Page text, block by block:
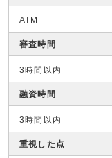
ATM
審査時間
3時間以内
融資時間
3時間以内
重視した点